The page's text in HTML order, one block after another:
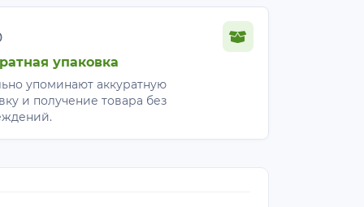
упаковка
упоминают аккуратную
и получение товара без